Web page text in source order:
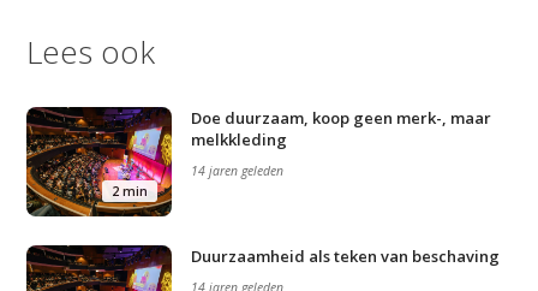
Lees ook
2 min
Doe duurzaam, koop geen merk-, maar
melkkleding
14 jaren geleden
Duurzaamheid als teken van beschaving
14 jaren geleden